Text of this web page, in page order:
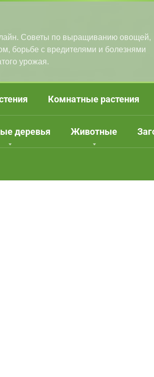
Советы по выращиванию овощей,
борьбе с вредителями и болезнями
урожая.
Комнатные растения
деревья Животные